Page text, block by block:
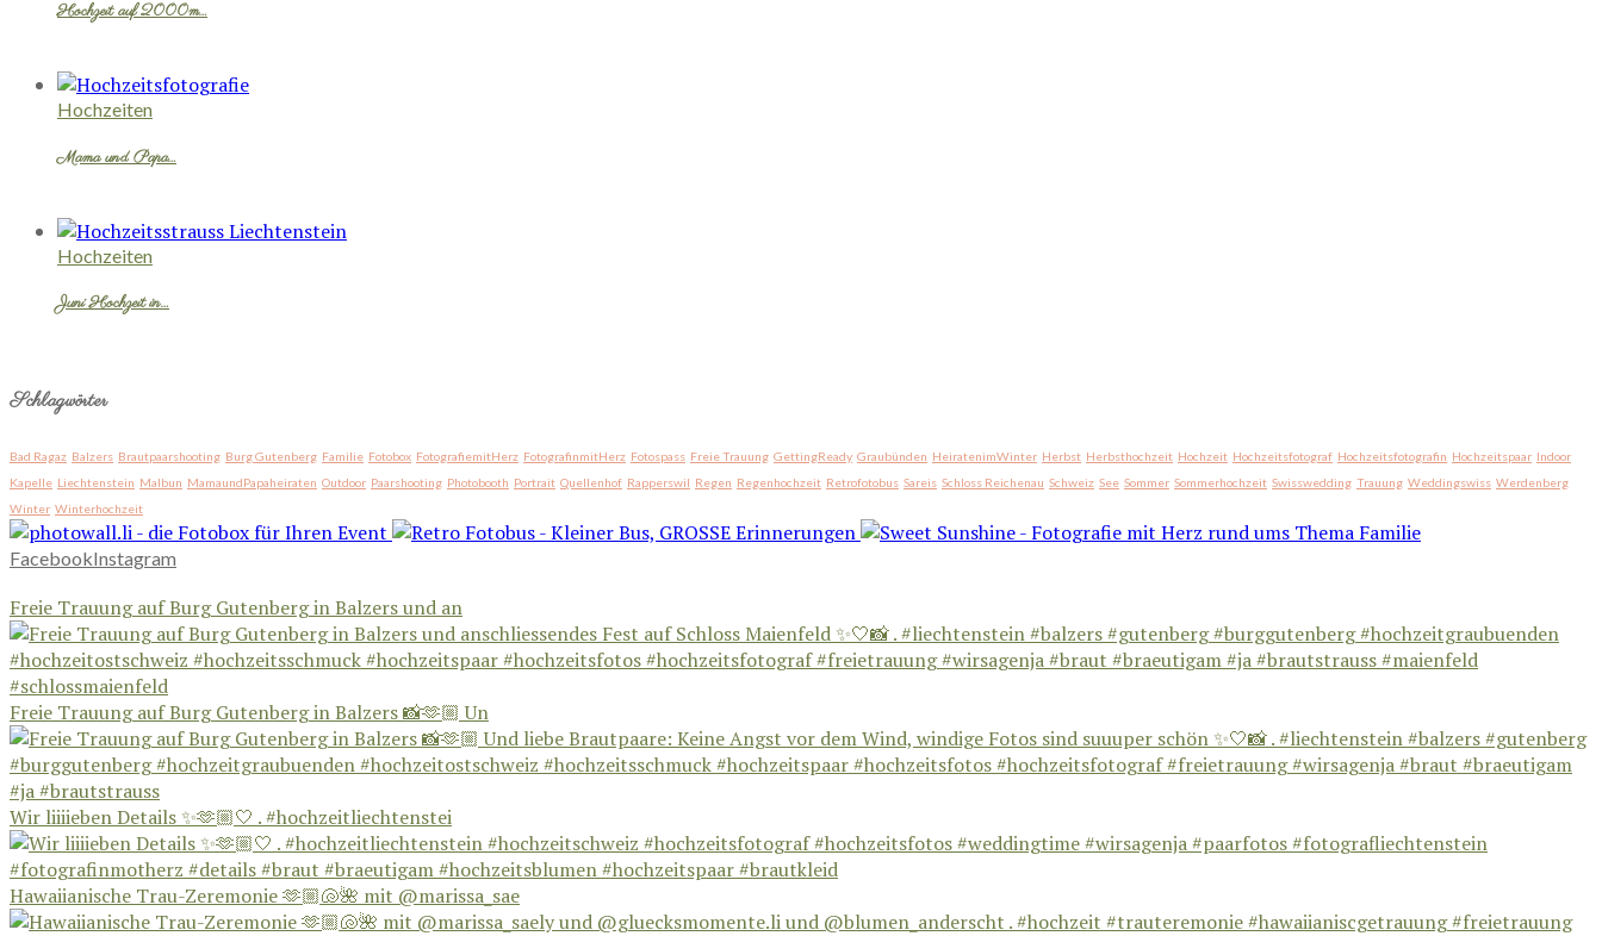
Hochzeit auf 2000m…
Hochzeiten
Mama und Papa…
Hochzeiten
Juni Hochzeit in…
Schlagwörter
Bad Ragaz Balzers Brautpaarshooting Burg Gutenberg Familie Fotobox FotografiemitHerz FotografinmitHerz Fotospass Freie Trauung GettingReady Graubünden HeiratenimWinter Herbst Herbsthochzeit Hochzeit Hochzeitsfotograf Hochzeitsfotografin Hochzeitspaar Indoor
Kapelle Liechtenstein Malbun MamaundPapaheiraten Outdoor Paarshooting Photobooth Portrait Quellenhof Rapperswil Regen Regenhochzeit Retrofotobus Sareis Schloss Reichenau Schweiz See Sommer Sommerhochzeit Swisswedding Trauung Weddingswiss Werdenberg
Winter Winterhochzeit
FacebookInstagram
Freie Trauung auf Burg Gutenberg in Balzers und an
Freie Trauung auf Burg Gutenberg in Balzers 📸🫶🏼 Un
Wir liiiieben Details ✨🫶🏼🤍 . #hochzeitliechtenstei
Hawaiianische Trau-Zeremonie 🫶🏼🐚🌺 mit @marissa_sae